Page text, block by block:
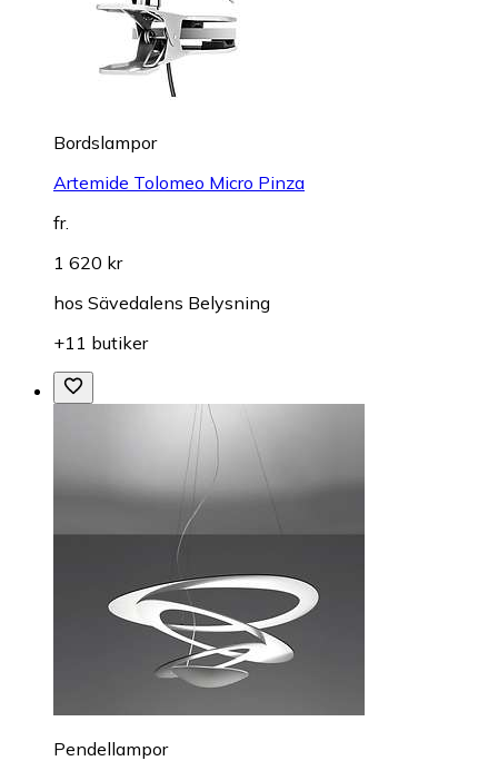
Bordslampor
Artemide Tolomeo Micro Pinza
fr.
1 620 kr
hos Sävedalens Belysning
+11 butiker
Pendellampor